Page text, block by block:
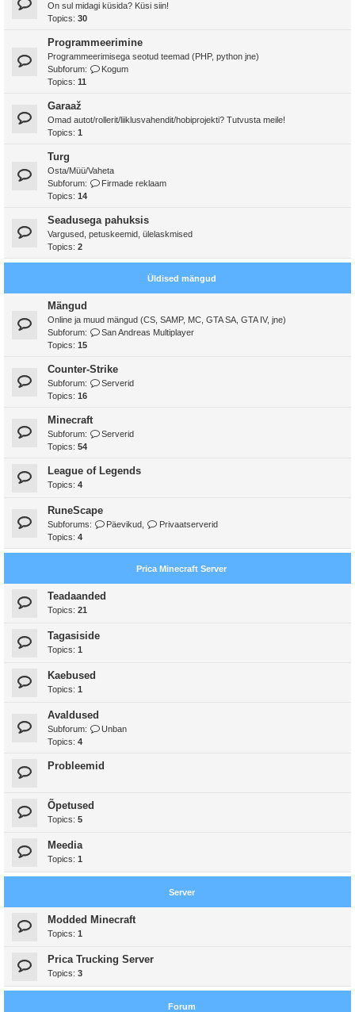
On sul midagi küsida? Küsi siin!
Topics: 30
Programmeerimine
Programmeerimisega seotud teemad (PHP, python jne)
Subforum:
Kogum
Topics: 11
Garaaž
Omad autot/rollerit/liiklusvahendit/hobiprojekti? Tutvusta meile!
Topics: 1
Turg
Osta/Müü/Vaheta
Subforum:
Firmade reklaam
Topics: 14
Seadusega pahuksis
Vargused, petuskeemid, ülelaskmised
Topics: 2
Üldised mängud
Mängud
Online ja muud mängud (CS, SAMP, MC, GTA SA, GTA IV, jne)
Subforum:
San Andreas Multiplayer
Topics: 15
Counter-Strike
Subforum:
Serverid
Topics: 16
Minecraft
Subforum:
Serverid
Topics: 54
League of Legends
Topics: 4
RuneScape
Subforums: Päevikud
Privaatserverid
Topics: 4
Prica Minecraft Server
Teadaanded
Topics: 21
Tagasiside
Topics: 1
Kaebused
Topics: 1
Avaldused
Subforum:
Unban
Topics: 4
Probleemid
Õpetused
Topics: 5
Meedia
Topics: 1
Server
Modded Minecraft
Topics: 1
Prica Trucking Server
Topics: 3
Forum